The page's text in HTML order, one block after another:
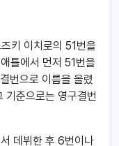
키 이치로의 51번을
틀에서 먼저 51번을
번으로 이름을 올렸
기준으로는 영구결번
데뷔한 후 6번이나